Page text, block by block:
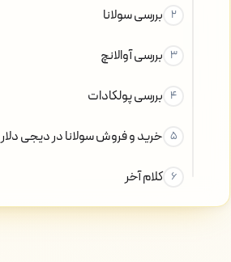
بررسی سولانا
بررسی آوالانچ
بررسی پولکادات
خرید و فروش سولانا در دیجی دلار
کلام آخر